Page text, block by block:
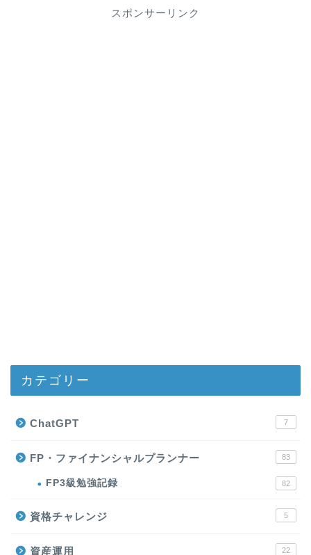
スポンサーリンク
カテゴリー
ChatGPT 7
FP・ファイナンシャルプランナー 83
FP3級勉強記録 82
資格チャレンジ 5
資産運用 22